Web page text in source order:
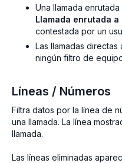
Una llamada
Llamada enrutada a
contestada por un
Las llamadas
ningún filtro de
Líneas / Números
Filtra datos por la línea de
una llamada. La línea
llamada.
Las líneas eliminadas